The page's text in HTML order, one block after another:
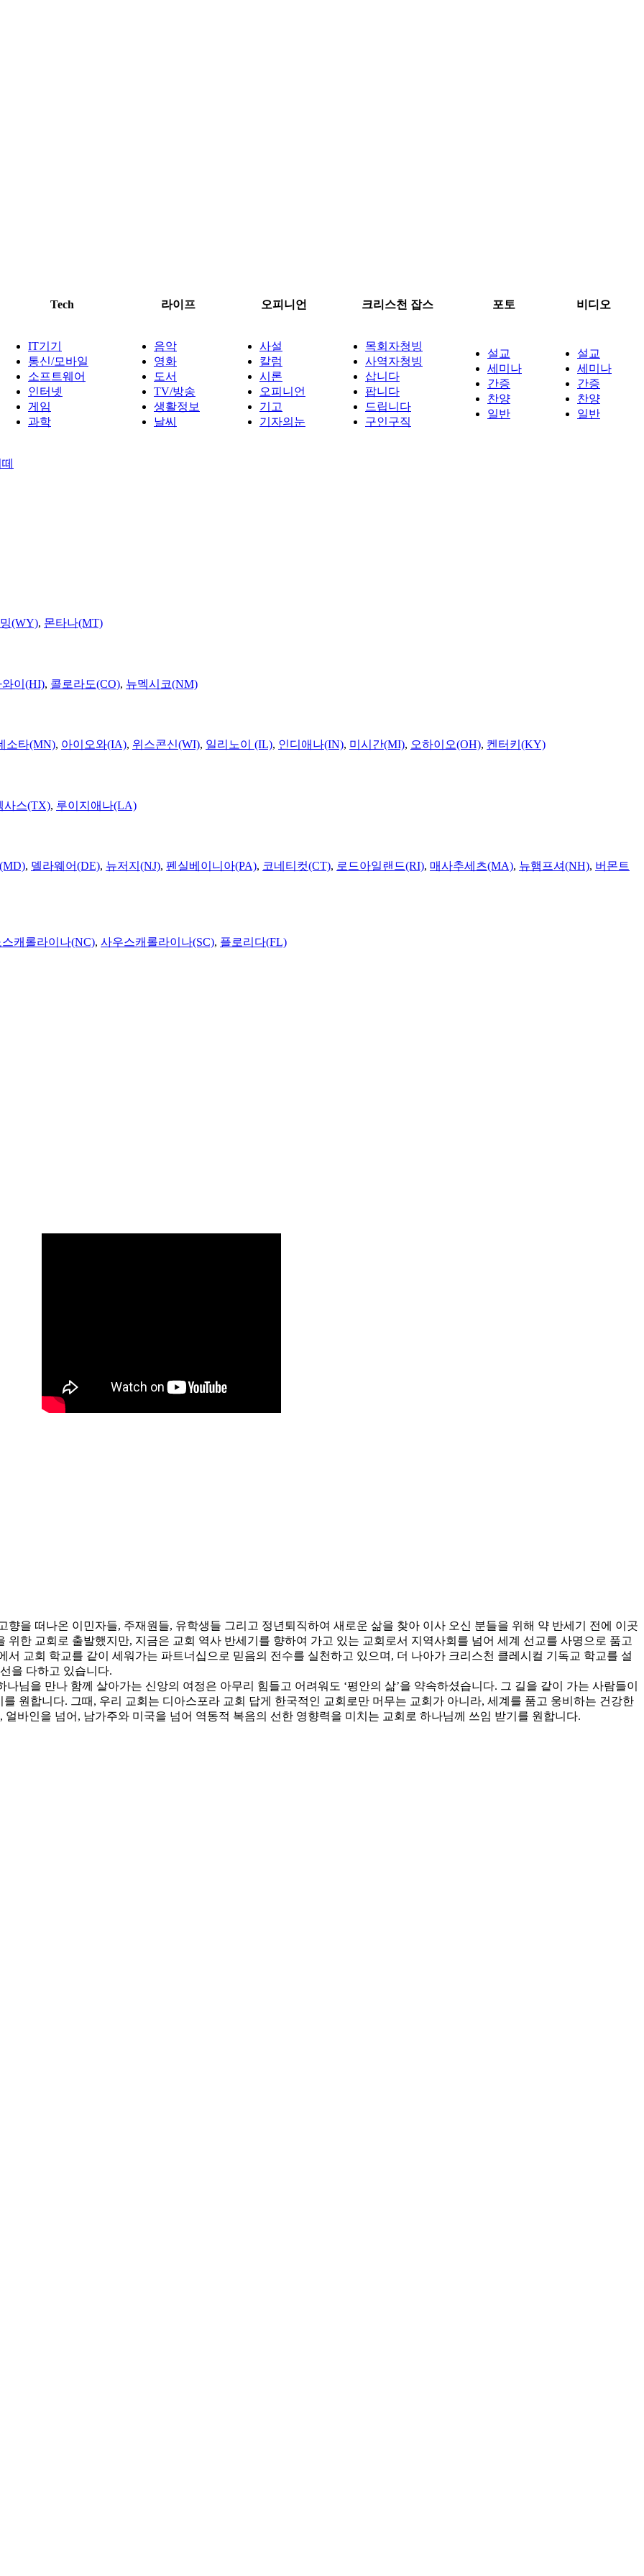
Tech 라이프 오피니언 크리스천 잡스 포토 비디오
IT기기
통신/모바일
소프트웨어
인터넷
게임
과학
음악
영화
도서
TV/방송
생활정보
날씨
사설
칼럼
시론
오피니언
기고
기자의눈
목회자청빙
사역자청빙
삽니다
팝니다
드립니다
구인구직
설교
세미나
간증
찬양
일반
설교
세미나
간증
찬양
일반
(WY), 몬타나(MT)
와이(HI), 콜로라도(CO), 뉴멕시코(NM)
소타(MN), 아이오와(IA), 위스콘신(WI), 일리노이 (IL), 인디애나(IN), 미시간(MI), 오하이오(OH), 켄터키(KY)
사스(TX), 루이지애나(LA)
, 델라웨어(DE), 뉴저지(NJ), 펜실베이니아(PA), 코네티컷(CT), 로드아일랜드(RI), 매사추세츠(MA), 뉴햄프셔(NH), 버몬트
스캐롤라이나(NC), 사우스캐롤라이나(SC), 플로리다(FL)
을 떠나온 이민자들, 주재원들, 유학생들 그리고 정년퇴직하여 새로운 삶을 찾아 이사 오신 분들을 위해 약 반세기 전에 이곳
한 교회로 출발했지만, 지금은 교회 역사 반세기를 향하여 가고 있는 교회로서 지역사회를 넘어 세계 선교를 사명으로 품고
교회 학교를 같이 세워가는 파트너십으로 믿음의 전수를 실천하고 있으며, 더 나아가 크리스천 클레시컬 기독교 학교를 설
을 다하고 있습니다.
님을 만나 함께 살아가는 신앙의 여정은 아무리 힘들고 어려워도 ‘평안의 삶’을 약속하셨습니다. 그 길을 같이 가는 사람들이
원합니다. 그때, 우리 교회는 디아스포라 교회 답게 한국적인 교회로만 머무는 교회가 아니라, 세계를 품고 웅비하는 건강한
바인을 넘어, 남가주와 미국을 넘어 역동적 복음의 선한 영향력을 미치는 교회로 하나님께 쓰임 받기를 원합니다.